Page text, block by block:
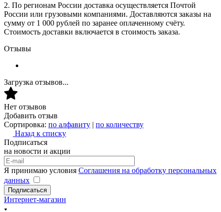
2. По регионам России доставка осуществляется Почтой
России или грузовыми компаниями. Доставляются заказы на
сумму от 1 000 рублей по заранее оплаченному счёту.
Стоимость доставки включается в стоимость заказа.
Отзывы
Загрузка отзывов...
Нет отзывов
Добавить отзыв
Сортировка: по алфавиту | по количеству
Назад к списку
Подписаться
на новости и акции
Я принимаю условия Соглашения на обработку персональных
данных
Подписаться
Интернет-магазин